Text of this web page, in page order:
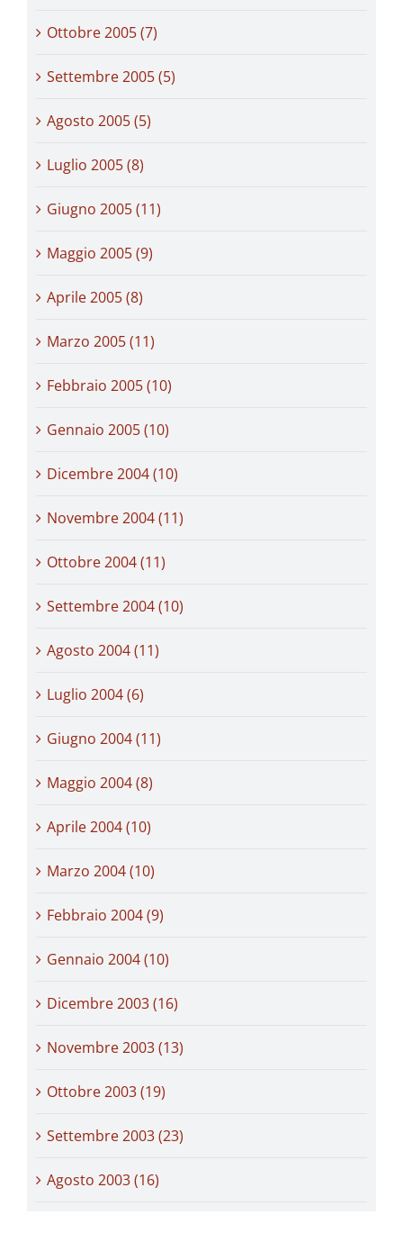
Ottobre 2005 (7)
Settembre 2005 (5)
Agosto 2005 (5)
Luglio 2005 (8)
Giugno 2005 (11)
Maggio 2005 (9)
Aprile 2005 (8)
Marzo 2005 (11)
Febbraio 2005 (10)
Gennaio 2005 (10)
Dicembre 2004 (10)
Novembre 2004 (11)
Ottobre 2004 (11)
Settembre 2004 (10)
Agosto 2004 (11)
Luglio 2004 (6)
Giugno 2004 (11)
Maggio 2004 (8)
Aprile 2004 (10)
Marzo 2004 (10)
Febbraio 2004 (9)
Gennaio 2004 (10)
Dicembre 2003 (16)
Novembre 2003 (13)
Ottobre 2003 (19)
Settembre 2003 (23)
Agosto 2003 (16)